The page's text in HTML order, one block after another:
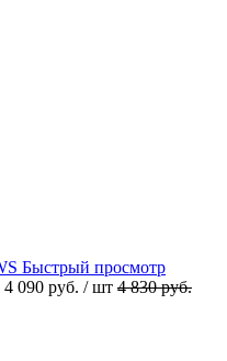
Быстрый просмотр
4 090 руб. / шт 4 830 руб.